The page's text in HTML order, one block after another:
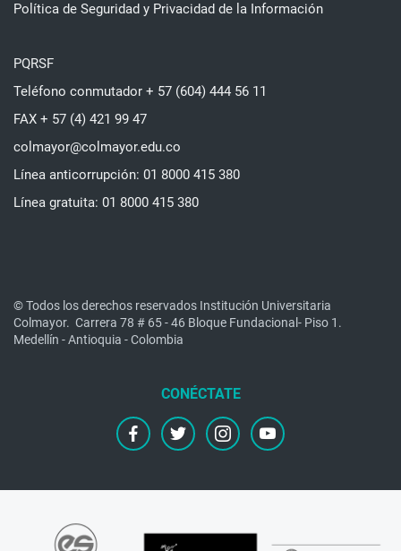
Política de Seguridad y Privacidad de la Información
PQRSF
Teléfono conmutador + 57 (604) 444 56 11
FAX + 57 (4) 421 99 47
colmayor@colmayor.edu.co
Línea anticorrupción: 01 8000 415 380
Línea gratuita: 01 8000 415 380
© Todos los derechos reservados Institución Universitaria
Colmayor. Carrera 78 # 65 - 46 Bloque Fundacional- Piso 1.
Medellín - Antioquia - Colombia